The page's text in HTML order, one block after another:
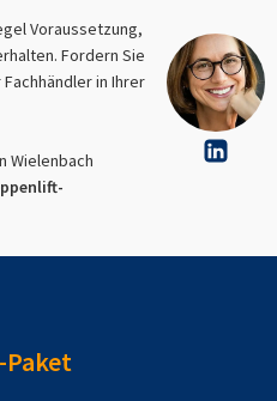
Voraussetzung,
Fordern Sie
in Ihrer
Wielenbach
Paket